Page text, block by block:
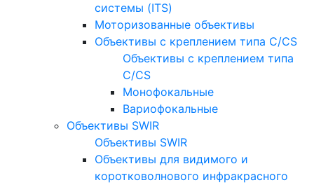
системы (ITS)
Моторизованные объективы
Объективы с креплением типа C/CS
Объективы с креплением типа
C/CS
Монофокальные
Вариофокальные
Объективы SWIR
Объективы SWIR
Объективы для видимого и
коротковолнового инфракрасного